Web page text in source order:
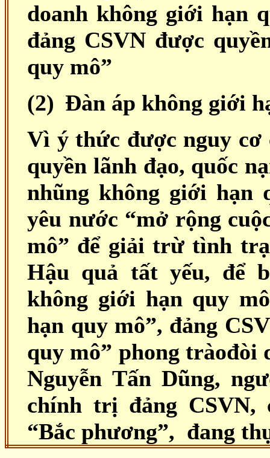
doanh không giới hạn
đảng CSVN được
quy mô”
(2) Đàn áp không giới
Vì ý thức được nguy
quyền lãnh đạo, quốc
nhũng không giới hạn
yêu nước “mở rộng
mô” để giải trừ tình
Hậu quả tất yếu, để
không giới hạn quy
hạn quy mô”, đảng
quy mô” phong tràođòi
Nguyễn Tấn Dũng,
chính trị đảng CSVN,
“Bắc phương”, đang